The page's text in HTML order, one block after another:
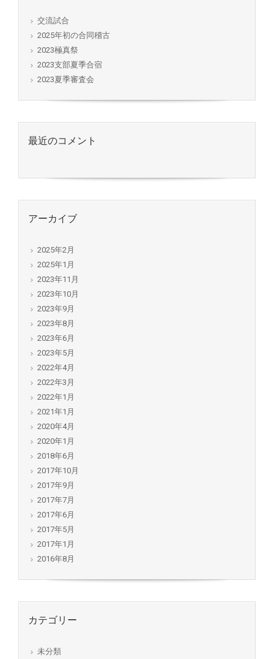
交流試合
2025年初の合同稽古
2023極真祭
2023支部夏季合宿
2023夏季審査会
最近のコメント
アーカイブ
2025年2月
2025年1月
2023年11月
2023年10月
2023年9月
2023年8月
2023年6月
2023年5月
2022年4月
2022年3月
2022年1月
2021年1月
2020年4月
2020年1月
2018年6月
2017年10月
2017年9月
2017年7月
2017年6月
2017年5月
2017年1月
2016年8月
カテゴリー
未分類